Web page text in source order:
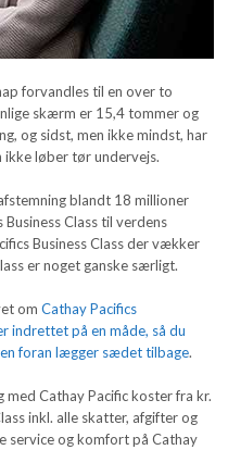
forvandles til en over to
skærm er 15,4 tommer og
og sidst, men ikke mindst, har
løber tør undervejs.
blandt 18 millioner
Class til verdens
Business Class der vækker
er noget ganske særligt.
omCathay Pacifics
indrettet på en måde, så du
foran lægger sædet tilbage.
med Cathay Pacific koster fra kr.
inkl. alle skatter, afgifter og
service og komfort på Cathay